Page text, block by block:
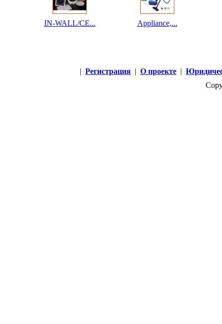
IN-WALL/CE... Appliance,...
| Регистрация | О проекте |